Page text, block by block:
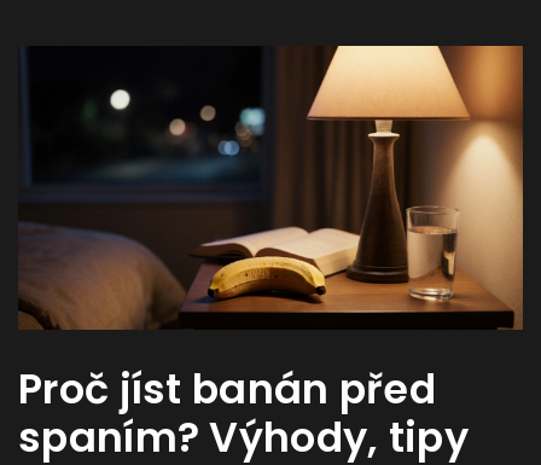
Proč jíst banán před
spaním? Výhody, tipy